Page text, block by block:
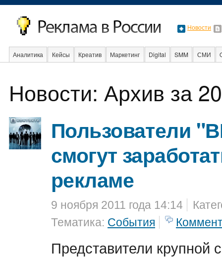
Новости
Аналитика Кейсы Креатив Маркетинг Digital SMM СМИ
Новости: Архив за
Пользователи
смогут
рекламе
9 ноября 2011 года 14:14
Тематика: События
Представители крупной